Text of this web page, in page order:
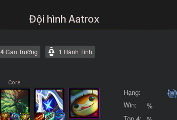
Đội hình Aatrox
4Can Trường 1 Hành Tinh
Hạng:
Win:
%